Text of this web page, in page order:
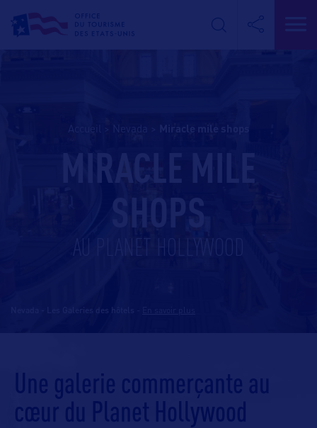
Accueil Nevada miracle mile shops
MIRACLE MILE
SHOPS
AU PLANET HOLLYWOOD
Nevada - Les Galeries des hôtels
Une galerie commerçante au
cœur du Planet Hollywood